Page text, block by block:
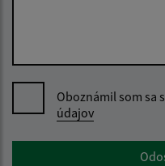
Oboznámil som sa
údajov
Google reCaptcha Response